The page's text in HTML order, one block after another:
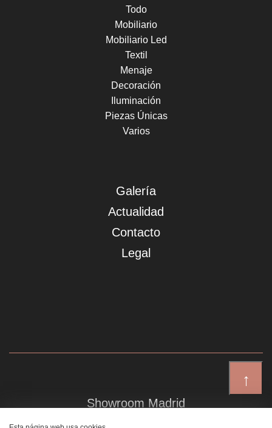
↑
Todo
Mobiliario
Mobiliario Led
Textil
Menaje
Decoración
Iluminación
Piezas Únicas
Varios
Galería
Actualidad
Contacto
Legal
Showroom Madrid
Plaza de Canalejas 6, 4 izq